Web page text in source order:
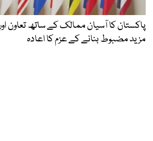
پاکستان کا آسیان ممالک کے ساتھ تعاون
مزید مضبوط بنانے کے عزم کا اعادہ